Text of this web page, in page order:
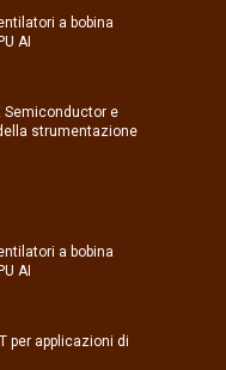
a bobina
AI
Semiconductor e
strumentazione
a bobina
AI
per applicazioni di